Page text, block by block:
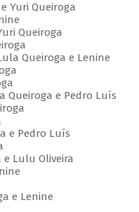
Yuri Queiroga
Queiroga
Queiroga e Lenine
Queiroga e Pedro Luís
e Pedro Luís
e Lulu Oliveira
e Lenine